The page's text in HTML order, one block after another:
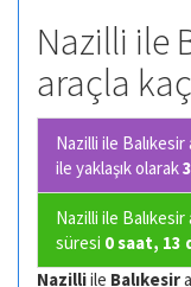
Nazilli ile
araçla
Nazilli ile Balıkesir
ile yaklaşık olarak
Nazilli ile Balıkesir
süresi 0 saat, 13
Nazilliile Balıkesir